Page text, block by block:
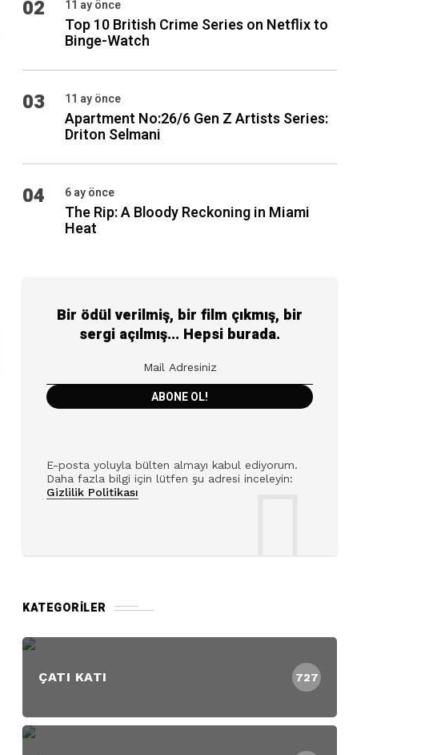
02 11 ay önce
Top 10 British Crime Series on Netflix to
Binge-Watch
03 11 ay önce
Apartment No:26/6 Gen Z Artists Series:
Driton Selmani
04 6 ay önce
The Rip: A Bloody Reckoning in Miami
Heat
Bir ödül verilmiş, bir film çıkmış, bir
sergi açılmış... Hepsi burada.
E-posta yoluyla bülten almayı kabul ediyorum.
Daha fazla bilgi için lütfen şu adresi inceleyin:
Gizlilik Politikası
KATEGORILER
ÇATI KATI 727